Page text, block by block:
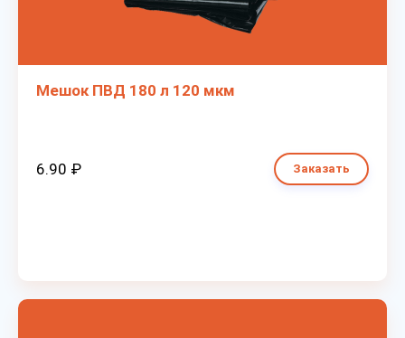
Мешок ПВД 180 л 120 мкм
6.90 ₽ Заказать